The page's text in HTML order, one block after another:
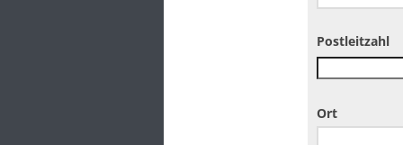
Postleitzahl
Ort